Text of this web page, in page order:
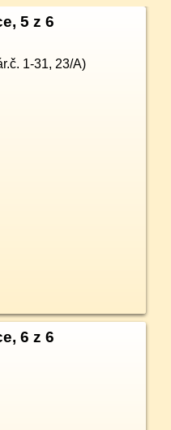
5 z 6
1-31, 23/A)
6 z 6